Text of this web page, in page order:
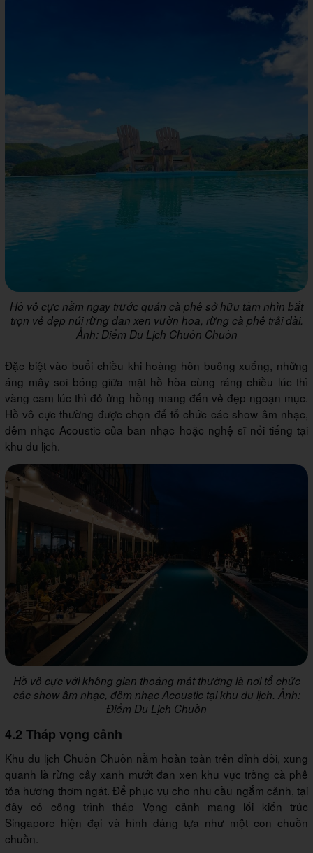
Hồ vô cực nằm ngay trước quán cà phê sở hữu tầm nhìn bắt
trọn vẻ đẹp núi rừng đan xen vườn hoa, rừng cà phê trải dài.
Ảnh: Điểm Du Lịch Chuồn Chuồn
Đặc biệt vào buổi chiều khi hoàng hôn buông xuống, những
áng mây soi bóng giữa mặt hồ hòa cùng ráng chiều lúc thì
vàng cam lúc thì đỏ ửng hồng mang đến vẻ đẹp ngoạn mục.
Hồ vô cực thường được chọn để tổ chức các show âm nhạc,
đêm nhạc Acoustic của ban nhạc hoặc nghệ sĩ nổi tiếng tại
khu du lịch.
Hồ vô cực với không gian thoáng mát thường là nơi tổ chức
các show âm nhạc, đêm nhạc Acoustic tại khu du lịch. Ảnh:
Điểm Du Lịch Chuồn
4.2 Tháp vọng cảnh
Khu du lịch Chuồn Chuồn nằm hoàn toàn trên đỉnh đồi, xung
quanh là rừng cây xanh mướt đan xen khu vực trồng cà phê
tỏa hương thơm ngát. Để phục vụ cho nhu cầu ngắm cảnh, tại
đây có công trình tháp Vọng cảnh mang lối kiến trúc
Singapore hiện đại và hình dáng tựa như một con chuồn
chuồn.